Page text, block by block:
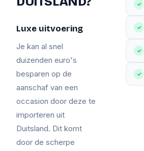
Luxe uitvoering
Je kan al snel
duizenden euro's
besparen op de
aanschaf van een
occasion door deze te
importeren uit
Duitsland. Dit komt
door de scherpe
✓
✓
✓
✓